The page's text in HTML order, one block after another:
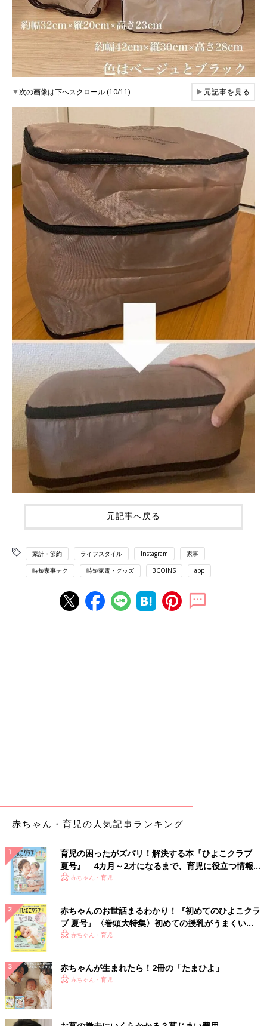
▼次の画像は下へスクロール (10/11) ▶元記事を見る
元記事へ戻る
家計・節約 ライフスタイル Instagram 家事
時短家事テク 時短家電・グッズ 3COINS app
赤ちゃん・育児の人気記事ランキング
育児の困ったがズバリ！解決する本『ひよこクラブ
夏号』 4カ月～2才になるまで、育児に役立つ情報が
いっぱい！
赤ちゃん・育児
赤ちゃんのお世話まるわかり！『初めてのひよこクラ
ブ 夏号』〈巻頭大特集〉初めての授乳がうまくい
く！ おっぱい・ミルクの基本と夏のトラブル 解決テ
赤ちゃん・育児
赤ちゃんが生まれたら！2冊の「たまひよ」
赤ちゃん・育児